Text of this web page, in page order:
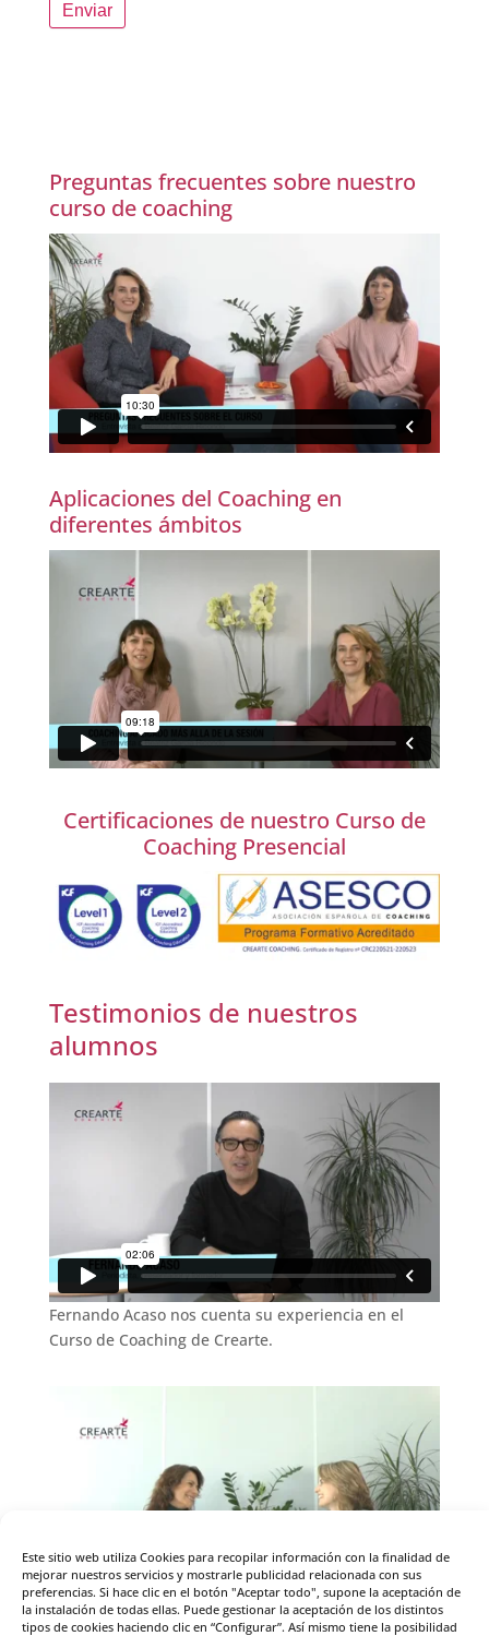
Este sitio web utiliza Cookies para recopilar información con la finalidad de
mejorar nuestros servicios y mostrarle publicidad relacionada con sus
preferencias. Si hace clic en el botón "Aceptar todo", supone la aceptación de
la instalación de todas ellas. Puede gestionar la aceptación de los distintos
tipos de cookies haciendo clic en “Configurar”. Así mismo tiene la posibilidad
Enviar
Preguntas frecuentes sobre nuestro
curso de coaching
Aplicaciones del Coaching en
diferentes ámbitos
Certificaciones de nuestro Curso de
Coaching Presencial
Testimonios de nuestros
alumnos
Fernando Acaso nos cuenta su experiencia en el
Curso de Coaching de Crearte.
Alejandra Grepi nos habla sobre el Curso de Experto